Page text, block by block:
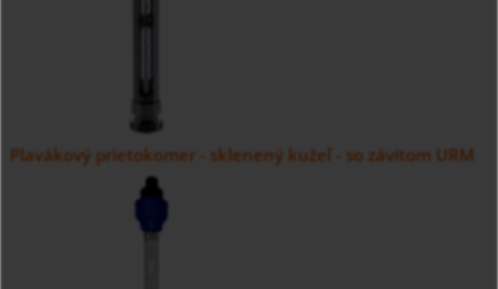
Plavákový prietokomer - sklenený kužeľ - so závitom URM